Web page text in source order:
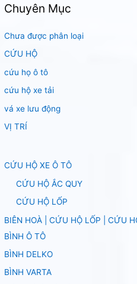
Chuyên Mục
Chưa được phân loại
CỨU HỘ
cứu họ ô tô
cứu hộ xe tải
vá xe lưu động
VỊ TRÍ
CỨU HỘ XE Ô TÔ
CỨU HỘ ẮC QUY
CỨU HỘ LỐP
BIÊN HOÀ | CỨU HỘ LỐP | CỨU
BÌNH Ô TÔ
BÌNH DELKO
BÌNH VARTA